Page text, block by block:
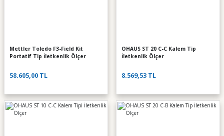
Mettler Toledo F3-Field Kit
Portatif Tip İletkenlik Ölçer
58.605,00 TL
OHAUS ST 20 C-C Kalem Tip
İletkenlik Ölçer
8.569,53 TL